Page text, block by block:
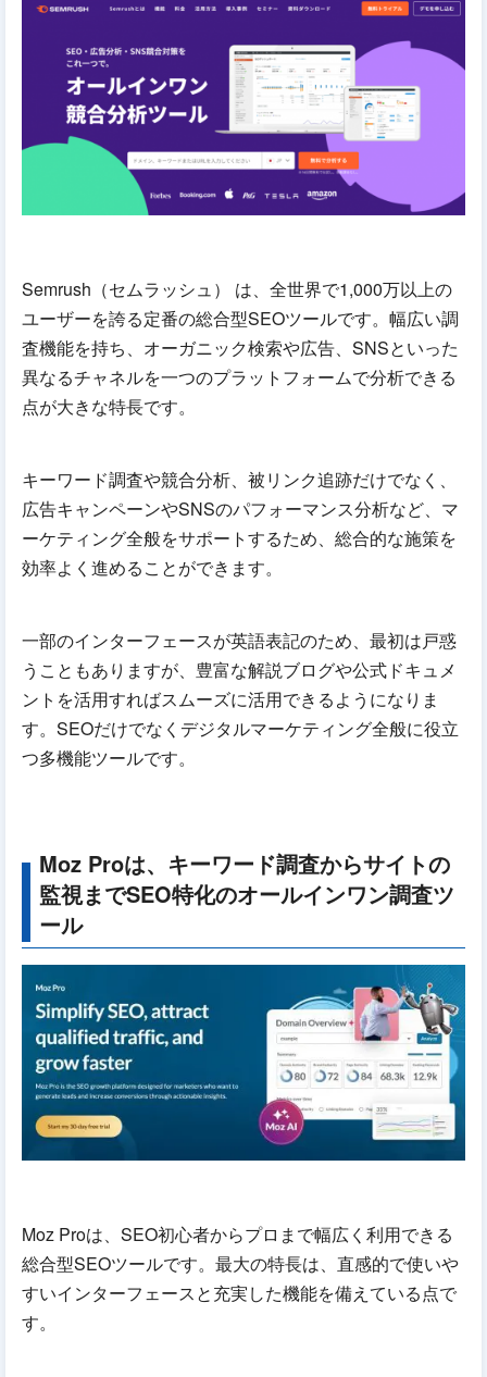
Semrush（セムラッシュ） は、全世界で1,000万以上の
ユーザーを誇る定番の総合型SEOツールです。幅広い調
査機能を持ち、オーガニック検索や広告、SNSといった
異なるチャネルを一つのプラットフォームで分析できる
点が大きな特長です。
キーワード調査や競合分析、被リンク追跡だけでなく、
広告キャンペーンやSNSのパフォーマンス分析など、マ
ーケティング全般をサポートするため、総合的な施策を
効率よく進めることができます。
一部のインターフェースが英語表記のため、最初は戸惑
うこともありますが、豊富な解説ブログや公式ドキュメ
ントを活用すればスムーズに活用できるようになりま
す。SEOだけでなくデジタルマーケティング全般に役立
つ多機能ツールです。
Moz Proは、キーワード調査からサイトの
監視までSEO特化のオールインワン調査ツ
ール
Moz Proは、SEO初心者からプロまで幅広く利用できる
総合型SEOツールです。最大の特長は、直感的で使いや
すいインターフェースと充実した機能を備えている点で
す。